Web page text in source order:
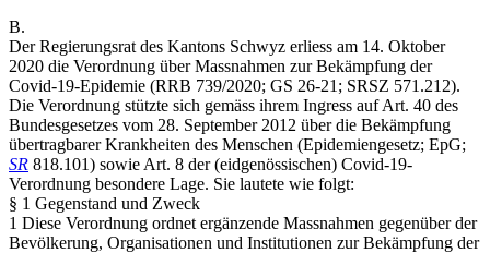
B.
Der Regierungsrat des Kantons Schwyz erliess am 14. Oktober
2020 die Verordnung über Massnahmen zur Bekämpfung der
Covid-19-Epidemie (RRB 739/2020; GS 26-21; SRSZ 571.212).
Die Verordnung stützte sich gemäss ihrem Ingress auf Art. 40 des
Bundesgesetzes vom 28. September 2012 über die Bekämpfung
übertragbarer Krankheiten des Menschen (Epidemiengesetz; EpG;
SR 818.101) sowie Art. 8 der (eidgenössischen) Covid-19-
Verordnung besondere Lage. Sie lautete wie folgt:
§ 1 Gegenstand und Zweck
1 Diese Verordnung ordnet ergänzende Massnahmen gegenüber der
Bevölkerung, Organisationen und Institutionen zur Bekämpfung der